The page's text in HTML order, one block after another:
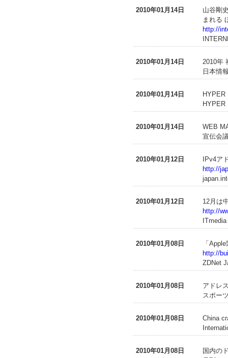
2010年01月14日
山谷剛
まれる
http://
2010年01月14日
2010年
日本情
2010年01月14日
HYPER
2010年01月14日
WEB
宣伝会
2010年01月12日
IPv4ア
http://
2010年01月12日
12月は
http://
ITmedia
2010年01月08日
「
http://
ZDNet
2010年01月08日
アドレ
スポー
2010年01月08日
China
2010年01月08日
国内の